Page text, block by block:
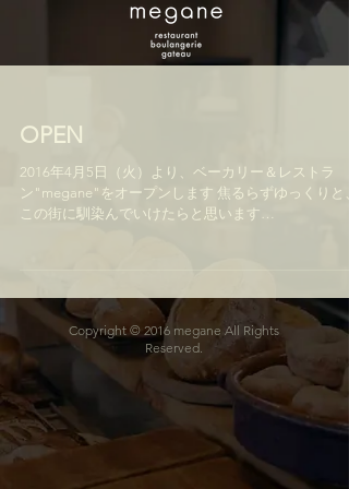
OPEN
2016年4月5日（火）より、ベーカリー＆レストラ
ン"megane"をオープンします 焦るらずゆっくりと
この街に馴染んでいけたらと思います
Copyright © 2016 megane All Rights
Reserved.